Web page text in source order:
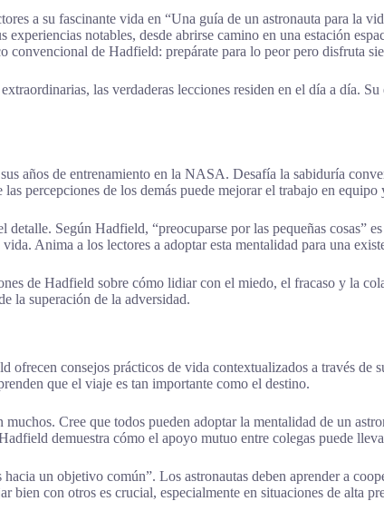
a su fascinante vida en “Una guía de un astronauta para la
notables, desde abrirse camino en una estación
convencional de Hadfield: prepárate para lo peor pero disfruta
las verdaderas lecciones residen en el día a día.
años de entrenamiento en la NASA. Desafía la sabiduría
percepciones de los demás puede mejorar el trabajo en
Según Hadfield, “preocuparse por las pequeñas cosas”
Anima a los lectores a adoptar esta mentalidad para una
de Hadfield sobre cómo lidiar con el miedo, el fracaso y la
la superación de la adversidad.
consejos prácticos de vida contextualizados a través
que el viaje es tan importante como el destino.
Cree que todos pueden adoptar la mentalidad de un
demuestra cómo el apoyo mutuo entre colegas puede
un objetivo común”. Los astronautas deben aprender a
bien con otros es crucial, especialmente en situaciones de alta